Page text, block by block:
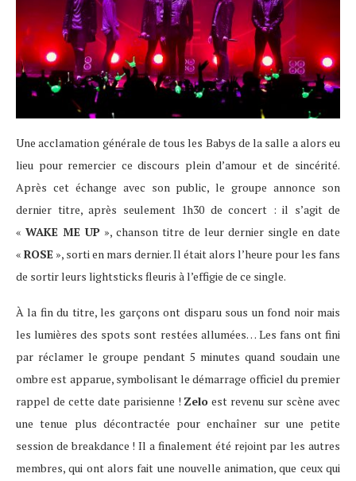
Une acclamation générale de tous les Babys de la salle a alors eu
lieu pour remercier ce discours plein d’amour et de sincérité.
Après cet échange avec son public, le groupe annonce son
dernier titre, après seulement 1h30 de concert : il s’agit de
« WAKE ME UP », chanson titre de leur dernier single en date
« ROSE », sorti en mars dernier. Il était alors l’heure pour les fans
de sortir leurs lightsticks fleuris à l’effigie de ce single.
À la fin du titre, les garçons ont disparu sous un fond noir mais
les lumières des spots sont restées allumées… Les fans ont fini
par réclamer le groupe pendant 5 minutes quand soudain une
ombre est apparue, symbolisant le démarrage officiel du premier
rappel de cette date parisienne ! Zelo est revenu sur scène avec
une tenue plus décontractée pour enchaîner sur une petite
session de breakdance ! Il a finalement été rejoint par les autres
membres, qui ont alors fait une nouvelle animation, que ceux qui